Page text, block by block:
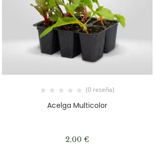
(0 reseña)
Acelga Multicolor
2,00 €